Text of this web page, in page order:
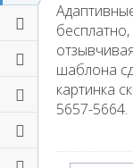
шаблона
картинка
5657-5664.